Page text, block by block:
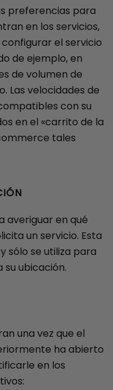
preferencias para
en los servicios,
el servicio
de ejemplo, en
de volumen de
Las velocidades de
con su
en el «carrito de la
tales
averiguar en qué
un servicio. Esta
sólo se utiliza para
ubicación.
una vez que el
ha abierto
en los